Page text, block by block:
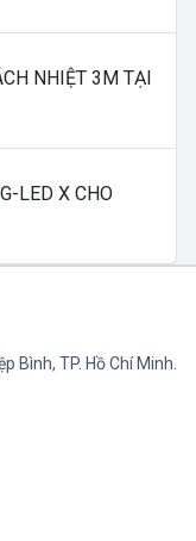
NHIỆT 3M TẠI
LED X CHO
Bình, TP. Hồ Chí Minh.